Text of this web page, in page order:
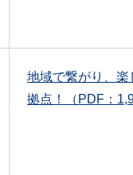
地域で繋がり、
拠点！（PDF：